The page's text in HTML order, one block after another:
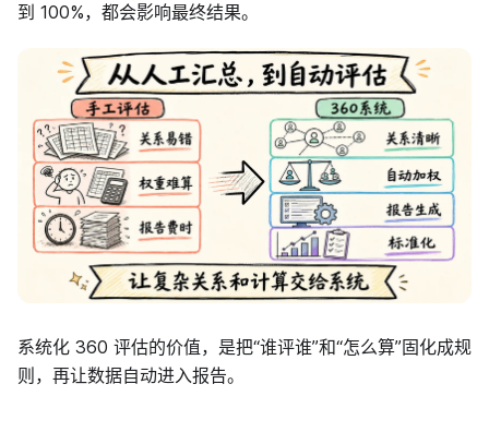
到 100%，都会影响最终结果。
系统化 360 评估的价值，是把“谁评谁”和“怎么算”固化成规
则，再让数据自动进入报告。